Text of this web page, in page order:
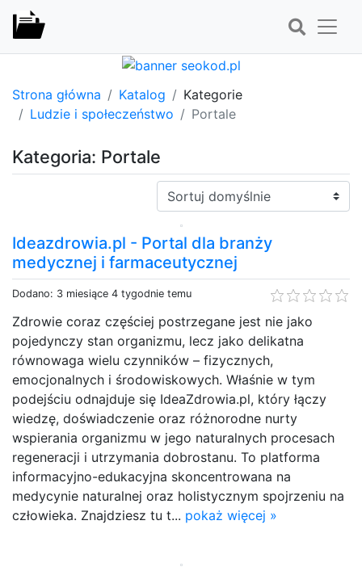
Strona główna Katalog
Kategorie
Ludzie i społeczeństwo
Portale
Kategoria: Portale
Sortuj:
Ideazdrowia.pl - Portal dla branży
medycznej i farmaceutycznej
Dodano: 3 miesiące 4 tygodnie temu
Zdrowie coraz częściej postrzegane jest nie jako
pojedynczy stan organizmu, lecz jako delikatna
równowaga wielu czynników – fizycznych,
emocjonalnych i środowiskowych. Właśnie w tym
podejściu odnajduje się IdeaZdrowia.pl, który łączy
wiedzę, doświadczenie oraz różnorodne nurty
wspierania organizmu w jego naturalnych procesach
regeneracji i utrzymania dobrostanu. To platforma
informacyjno-edukacyjna skoncentrowana na
medycynie naturalnej oraz holistycznym spojrzeniu na
człowieka. Znajdziesz tu t... pokaż więcej »